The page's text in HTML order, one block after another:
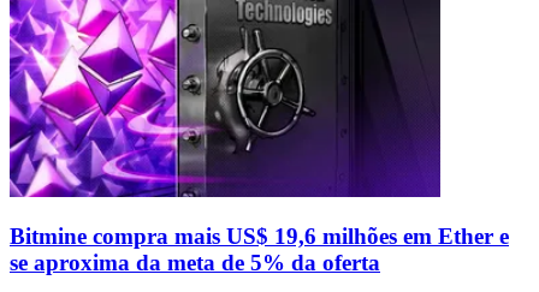
Bitmine compra mais US$ 19,6 milhões em Ether e
se aproxima da meta de 5% da oferta